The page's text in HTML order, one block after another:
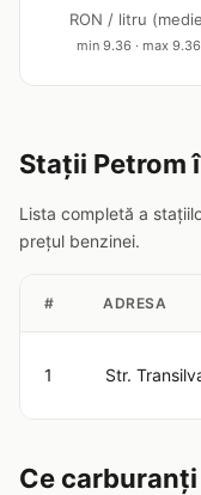
RON / litru
min 9.36 · max 9.36
Stații Petrom
Lista completă a
prețul benzinei.
# ADRESA
1 Str.
Ce